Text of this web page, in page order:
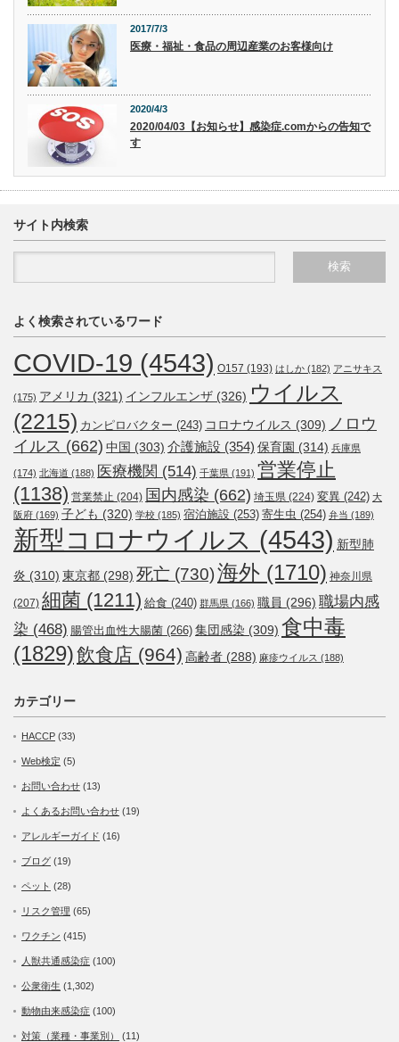
2017/7/3
医療・福祉・食品の周辺産業のお客様向け
2020/4/3
2020/04/03【お知らせ】感染症.comからの告知で
す
サイト内検索
よく検索されているワード
COVID-19 (4543) O157 (193) はしか (182) アニサキス
(175) アメリカ (321) インフルエンザ (326) ウイルス
(2215) カンピロバクター (243) コロナウイルス (309) ノロウ
イルス (662) 中国 (303) 介護施設 (354) 保育園 (314) 兵庫県
(174) 北海道 (188) 医療機関 (514) 千葉県 (191) 営業停止
(1138) 営業禁止 (204) 国内感染 (662) 埼玉県 (224) 変異 (242) 大
阪府 (169) 子ども (320) 学校 (185) 宿泊施設 (253) 寄生虫 (254) 弁当 (189)
新型コロナウイルス (4543) 新型肺
炎 (310) 東京都 (298) 死亡 (730)海外 (1710) 神奈川県
(207) 細菌 (1211) 給食 (240) 群馬県 (166) 職員 (296) 職場内感
染 (468) 腸管出血性大腸菌 (266) 集団感染 (309) 食中毒
(1829)飲食店 (964) 高齢者 (288) 麻疹ウイルス (188)
カテゴリー
HACCP (33)
Web検定 (5)
お問い合わせ (13)
よくあるお問い合わせ (19)
アレルギーガイド (16)
ブログ (19)
ペット (28)
リスク管理 (65)
ワクチン (415)
人獣共通感染症 (100)
公衆衛生 (1,302)
動物由来感染症 (100)
対策（業種・事業別） (11)